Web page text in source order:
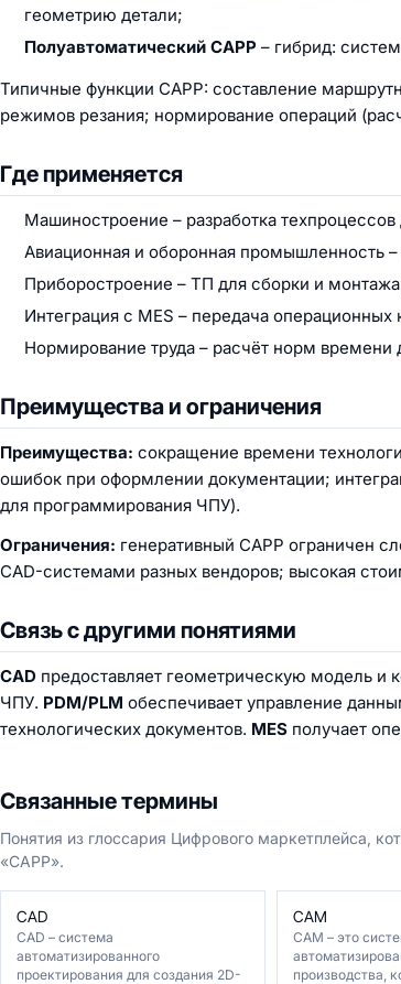
геометрию детали;
Полуавтоматический CAPP – гибрид:
Типичные функции CAPP: составление
режимов резания; нормирование операций
Где применяется
Машиностроение – разработка
Авиационная и оборонная промышленность
Приборостроение – ТП для сборки и
Интеграция с MES – передача операционных
Нормирование труда – расчёт норм времени
Преимущества и ограничения
Преимущества: сокращение времени
ошибок при оформлении документации;
для программирования ЧПУ).
Ограничения: генеративный CAPP ограничен
CAD-системами разных вендоров; высокая
Связь с другими понятиями
CAD предоставляет геометрическую модель и
ЧПУ. PDM/PLM обеспечивает управление
технологических документов. MES получает
Связанные термины
Понятия из глоссария Цифрового маркетплейса,
«CAPP».
CAD
CAD – система
автоматизированного
проектирования для создания 2D-
CAM
CAM – это
производства,